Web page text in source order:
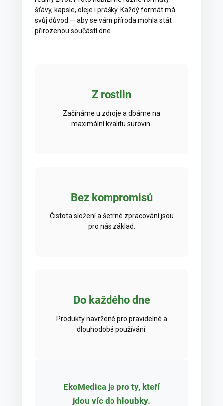
šťávy, kapsle, oleje i prášky. Každý formát má
svůj důvod — aby se vám příroda mohla stát
přirozenou součástí dne.
Z rostlin
Začínáme u zdroje a dbáme na
maximální kvalitu surovin.
Bez kompromisů
Čistota složení a šetrné zpracování jsou
pro nás základ.
Do každého dne
Produkty navržené pro pravidelné a
dlouhodobé používání.
EkoMedica je pro ty, kteří
jdou víc do hloubky.